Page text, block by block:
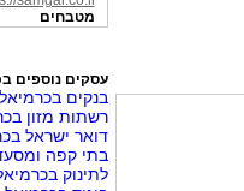
מטבחים
עסקים נוספים
בנקים בכרמיאל
רשתות מזון
דואר ישראל
בתי קפה
לתינוק